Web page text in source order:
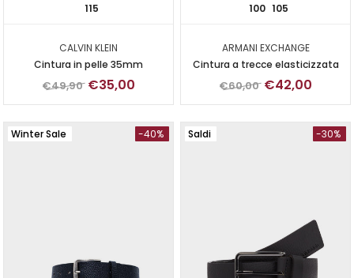
115
CALVIN KLEIN
Cintura in pelle 35mm
€49,90 €35,00
100 105
ARMANI EXCHANGE
Cintura a trecce elasticizzata
€60,00 €42,00
Winter Sale -40% Saldi -30%